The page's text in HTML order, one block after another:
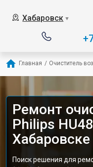
Хабаровск ▼
Главная / Очиститель
Ремонт
Philips
Хабаровске
Поиск решения для